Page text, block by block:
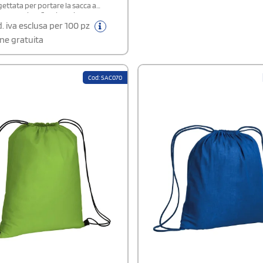
per portare la sacca a
zaino. Sacche zaino
o neutri.Composizione:
210DArea di stampa: 20 x 29 cm,
iva esclusa per 100 pz
gratuita
Cod: SAC070